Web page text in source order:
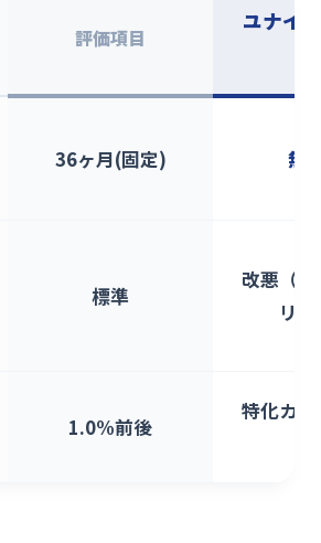
評価項目
ユナイ
36ヶ月(固定) 無
標準
改悪（
リ
1.0%前後
特化カ